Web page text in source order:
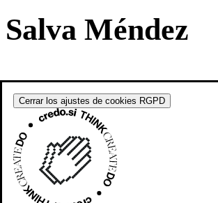
Salva Méndez
Cerrar los ajustes de cookies RGPD